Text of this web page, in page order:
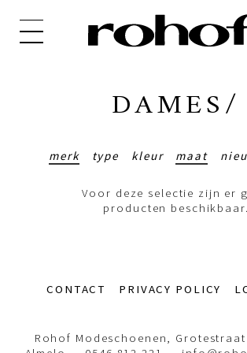
DAMES/
merk type kleur maat
Voor deze selectie zijn er
producten beschikbaar.
Footer-CONTACT PRIVACY POLICY
Rohof Modeschoenen, Grotestraat